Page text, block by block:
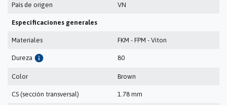
País de origen VN
Especificaciones generales
Materiales FKM - FPM - Viton
Dureza info 80
Color Brown
CS (sección transversal) 1.78 mm